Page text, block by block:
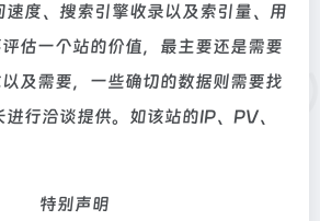
度、搜索引擎收录以及索引量、用
估一个站的价值，最主要还是需要
及需要，一些确切的数据则需要找
行洽谈提供。如该站的IP、PV、
特别声明